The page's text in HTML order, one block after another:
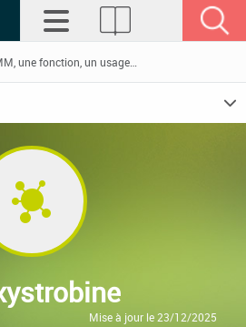
Mise à jour le 23/12/2025